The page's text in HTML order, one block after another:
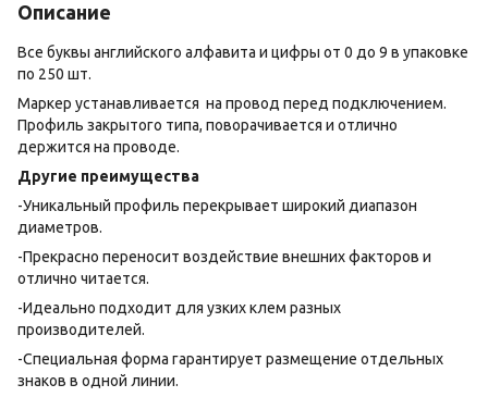
Описание
Все буквы английского алфавита и цифры от 0 до 9 в упаковке
по 250 шт.
Маркер устанавливается на провод перед подключением.
Профиль закрытого типа, поворачивается и отлично
держится на проводе.
Другие преимущества
-Уникальный профиль перекрывает широкий диапазон
диаметров.
-Прекрасно переносит воздействие внешних факторов и
отлично читается.
-Идеально подходит для узких клем разных
производителей.
-Специальная форма гарантирует размещение отдельных
знаков в одной линии.